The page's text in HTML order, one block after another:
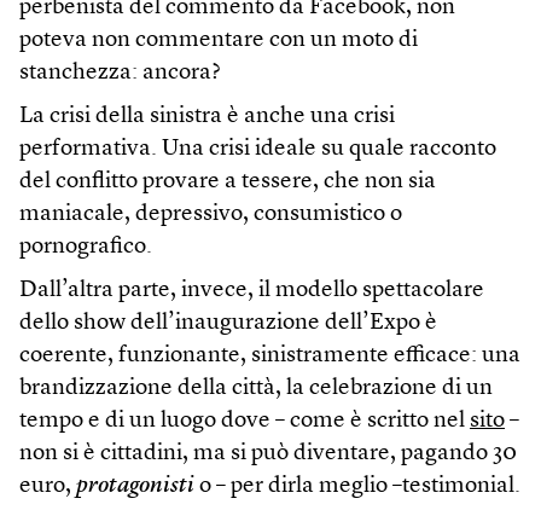
perbenista del commento da Facebook, non
poteva non commentare con un moto di
stanchezza: ancora?
La crisi della sinistra è anche una crisi
performativa. Una crisi ideale su quale racconto
del conflitto provare a tessere, che non sia
maniacale, depressivo, consumistico o
pornografico.
Dall’altra parte, invece, il modello spettacolare
dello show dell’inaugurazione dell’Expo è
coerente, funzionante, sinistramente efficace: una
brandizzazione della città, la celebrazione di un
tempo e di un luogo dove – come è scritto nel sito –
non si è cittadini, ma si può diventare, pagando 30
euro, protagonisti o – per dirla meglio –testimonial.